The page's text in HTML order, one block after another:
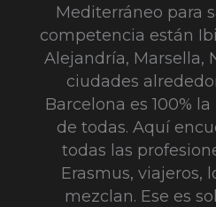
Mediterráneo para
competencia están
Alejandría, Marsella,
ciudades
Barcelona es 100%
de todas. Aquí
todas las
Erasmus, viajeros,
mezclan. Ese es